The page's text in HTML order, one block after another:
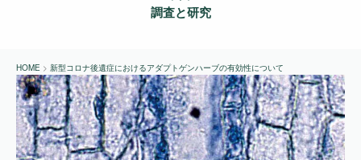
調査と研究
HOME > 新型コロナ後遺症におけるアダプトゲンハーブの有効性について